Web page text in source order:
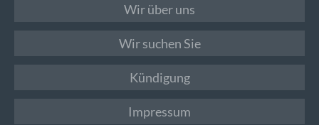
Wir über uns
Wir suchen Sie
Kündigung
Impressum